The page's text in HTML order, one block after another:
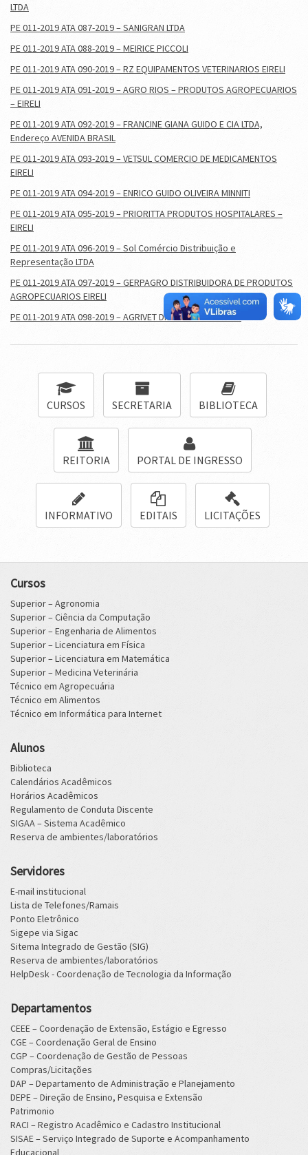
LTDA
PE 011-2019 ATA 087-2019 – SANIGRAN LTDA
PE 011-2019 ATA 088-2019 – MEIRICE PICCOLI
PE 011-2019 ATA 090-2019 – RZ EQUIPAMENTOS VETERINARIOS EIRELI
PE 011-2019 ATA 091-2019 – AGRO RIOS – PRODUTOS AGROPECUARIOS
– EIRELI
PE 011-2019 ATA 092-2019 – FRANCINE GIANA GUIDO E CIA LTDA,
Endereço AVENIDA BRASIL
PE 011-2019 ATA 093-2019 – VETSUL COMERCIO DE MEDICAMENTOS
EIRELI
PE 011-2019 ATA 094-2019 – ENRICO GUIDO OLIVEIRA MINNITI
PE 011-2019 ATA 095-2019 – PRIORITTA PRODUTOS HOSPITALARES –
EIRELI
PE 011-2019 ATA 096-2019 – Sol Comércio Distribuição e
Representação LTDA
PE 011-2019 ATA 097-2019 – GERPAGRO DISTRIBUIDORA DE PRODUTOS
AGROPECUARIOS EIRELI
PE 011-2019 ATA 098-2019 – AGRIVET DISTRIBUIDORA LTDA
CURSOS SECRETARIA BIBLIOTECA
REITORIA PORTAL DE INGRESSO
INFORMATIVO EDITAIS LICITAÇÕES
Cursos
Superior – Agronomia
Superior – Ciência da Computação
Superior – Engenharia de Alimentos
Superior – Licenciatura em Física
Superior – Licenciatura em Matemática
Superior – Medicina Veterinária
Técnico em Agropecuária
Técnico em Alimentos
Técnico em Informática para Internet
Alunos
Biblioteca
Calendários Acadêmicos
Horários Acadêmicos
Regulamento de Conduta Discente
SIGAA – Sistema Acadêmico
Reserva de ambientes/laboratórios
Servidores
E-mail institucional
Lista de Telefones/Ramais
Ponto Eletrônico
Sigepe via Sigac
Sitema Integrado de Gestão (SIG)
Reserva de ambientes/laboratórios
HelpDesk - Coordenação de Tecnologia da Informação
Departamentos
CEEE – Coordenação de Extensão, Estágio e Egresso
CGE – Coordenação Geral de Ensino
CGP – Coordenação de Gestão de Pessoas
Compras/Licitações
DAP – Departamento de Administração e Planejamento
DEPE – Direção de Ensino, Pesquisa e Extensão
Patrimonio
RACI – Registro Acadêmico e Cadastro Institucional
SISAE – Serviço Integrado de Suporte e Acompanhamento
Educacional